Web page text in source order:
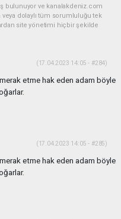
bulunuyor ve kanalakdeniz.com
veya dolaylı tüm sorumluluğu tek
site yönetimi hiçbir şekilde
(17.04.2023 14:05 - #284)
etme hak eden adam böyle
(17.04.2023 14:05 - #285)
etme hak eden adam böyle